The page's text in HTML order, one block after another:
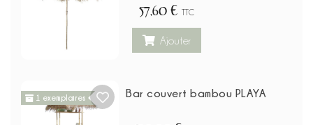
57,60 € TTC
Ajouter
1 exemplaires Bar couvert bambou PLAYA